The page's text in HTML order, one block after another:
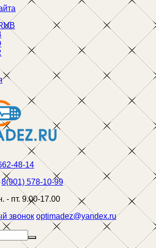
48-14
8(901) 578-10-99
- пт. 9.00-17.00
звонок optimadez@yandex.ru